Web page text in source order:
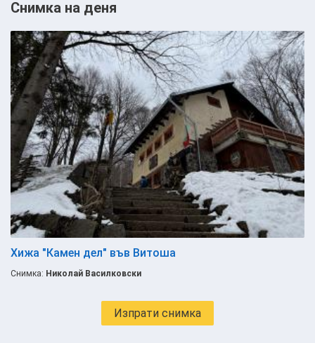
Снимка на деня
Хижа "Камен дел" във Витоша
Снимка: Николай Василковски
Изпрати снимка